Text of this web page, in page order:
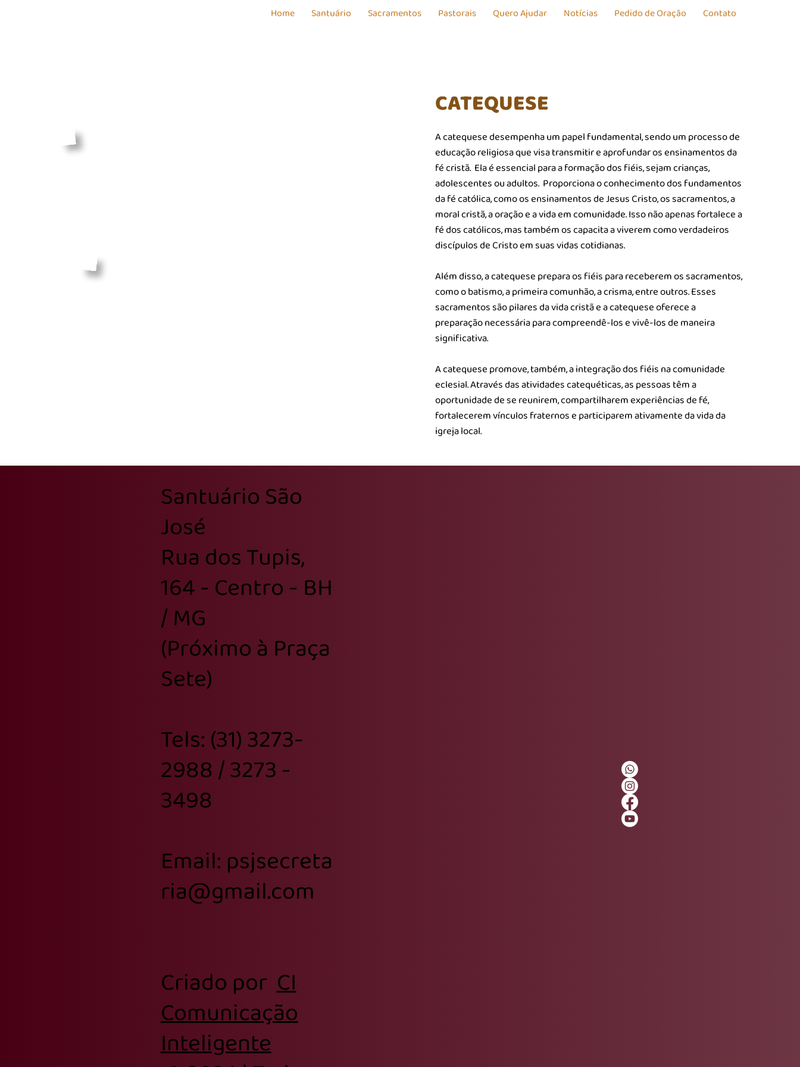
Home Santuário Sacramentos Pastorais Quero Ajudar Notícias Pedido de Oração Contato
CATEQUESE
A catequese desempenha um papel fundamental, sendo um processo de
educação religiosa que visa transmitir e aprofundar os ensinamentos da
fé cristã. Ela é essencial para a formação dos fiéis, sejam crianças,
adolescentes ou adultos. Proporciona o conhecimento dos fundamentos
da fé católica, como os ensinamentos de Jesus Cristo, os sacramentos, a
moral cristã, a oração e a vida em comunidade. Isso não apenas fortalece a
fé dos católicos, mas também os capacita a viverem como verdadeiros
discípulos de Cristo em suas vidas cotidianas.
Além disso, a catequese prepara os fiéis para receberem os sacramentos,
como o batismo, a primeira comunhão, a crisma, entre outros. Esses
sacramentos são pilares da vida cristã e a catequese oferece a
preparação necessária para compreendê-los e vivê-los de maneira
significativa.
A catequese promove, também, a integração dos fiéis na comunidade
eclesial. Através das atividades catequéticas, as pessoas têm a
oportunidade de se reunirem, compartilharem experiências de fé,
fortalecerem vínculos fraternos e participarem ativamente da vida da
igreja local.
Santuário São
José
Rua dos Tupis,
164 - Centro - BH
/ MG
(Próximo à Praça
Sete)
Tels: (31) 3273-
2988 / 3273 -
3498
Email: psjsecreta
ria@gmail.com
Criado porCI
Comunicação
Inteligente